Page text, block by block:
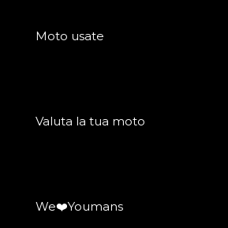
Moto usate
Valuta la tua moto
We❤️Youmans